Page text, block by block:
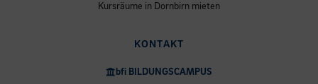
Kursräume in Dornbirn mieten
KONTAKT
bfi BILDUNGSCAMPUS